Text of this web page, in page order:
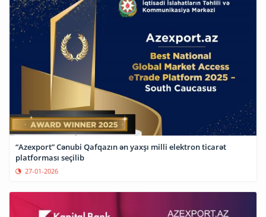
“Azexport” Cənubi Qafqazın ən yaxşı milli elektron ticarət
platforması seçilib
27-01-2026